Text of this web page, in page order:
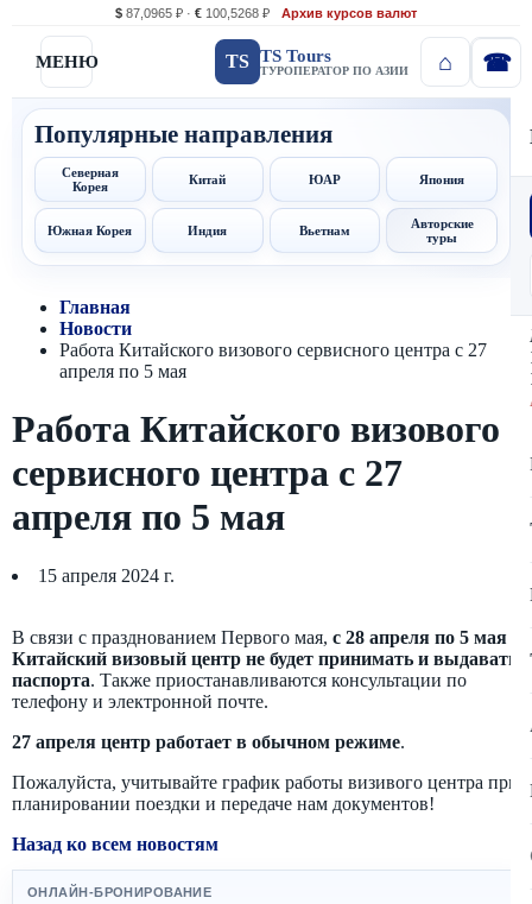
$ 87,0965 ₽ · € 100,5268 ₽ Архив курсов валют
МЕНЮ TS TS Tours
ТУРОПЕРАТОР ПО АЗИИ
Популярные направления
Северная
Корея
Китай ЮАР Япония
Южная Корея Индия Вьетнам
Авторские
туры
Главная
Новости
Работа Китайского визового сервисного центра с 27
апреля по 5 мая
Работа Китайского визового
сервисного центра с 27
апреля по 5 мая
15 апреля 2024 г.
В связи с празднованием Первого мая, с 28 апреля по 5 мая
Китайский визовый центр не будет принимать и выдавать
паспорта. Также приостанавливаются консультации по
телефону и электронной почте.
27 апреля центр работает в обычном режиме.
Пожалуйста, учитывайте график работы визивого центра при
планировании поездки и передаче нам документов!
Назад ко всем новостям
ОНЛАЙН-БРОНИРОВАНИЕ